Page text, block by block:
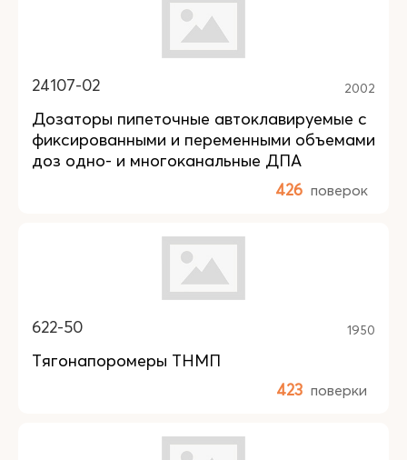
24107-02 2002
Дозаторы пипеточные автоклавируемые с
фиксированными и переменными объемами
доз одно- и многоканальные ДПА
426 поверок
622-50 1950
Тягонапоромеры ТНМП
423 поверки